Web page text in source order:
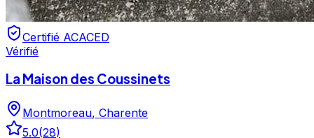
Certifié ACACED
Vérifié
La Maison des Coussinets
Montmoreau, Charente
5.0(28)